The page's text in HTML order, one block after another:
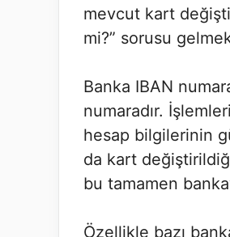
mevcut kart
mi?” sorusu
Banka IBAN
numaradır.
hesap bilgilerinin
da kart
bu tamamen
Özellikle bazı